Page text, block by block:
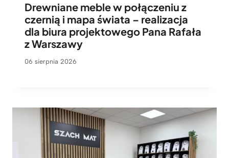
Drewniane meble w połączeniu z
czernią i mapa świata – realizacja
dla biura projektowego Pana Rafała
z Warszawy
06 sierpnia 2026